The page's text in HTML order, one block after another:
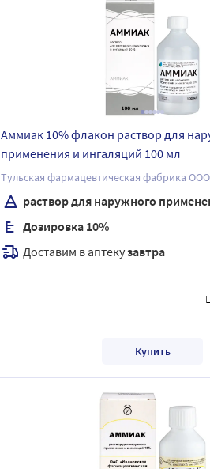
Аммиак 10% флакон раствор для
применения и ингаляций 100 мл
Тульская фармацевтическая фабрика ООО
раствор для наружного
Дозировка 10%
Доставим в аптекузавтра
Купить